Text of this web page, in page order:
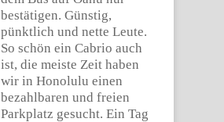
bestätigen. Günstig,
pünktlich und nette Leute.
So schön ein Cabrio auch
ist, die meiste Zeit haben
wir in Honolulu einen
bezahlbaren und freien
Parkplatz gesucht. Ein Tag